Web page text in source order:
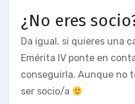
¿No eres
Da igual, si quieres una
Emérita IV ponte en
conseguirla. Aunque no
ser socio/a